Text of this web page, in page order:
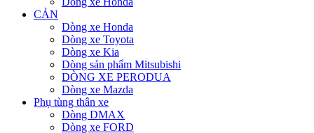
CẢN
Dòng xe Honda
Dòng xe Toyota
Dòng xe Kia
Dòng sản phẩm Mitsubishi
DÒNG XE PERODUA
Dòng xe Mazda
Phụ tùng thân xe
Dòng DMAX
Dòng xe FORD